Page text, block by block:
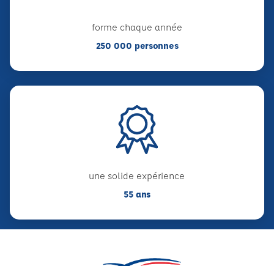
forme chaque année
250 000 personnes
une solide expérience
55 ans